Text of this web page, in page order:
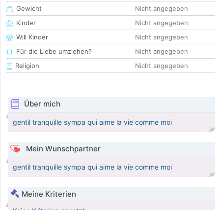
Gewicht
Nicht angegeben
Kinder
Nicht angegeben
Will Kinder
Nicht angegeben
Für die Liebe umziehen?
Nicht angegeben
Religion
Nicht angegeben
Über mich
gentil tranquille sympa qui aime la vie comme moi
Mein Wunschpartner
gentil tranquille sympa qui aime la vie comme moi
Meine Kriterien